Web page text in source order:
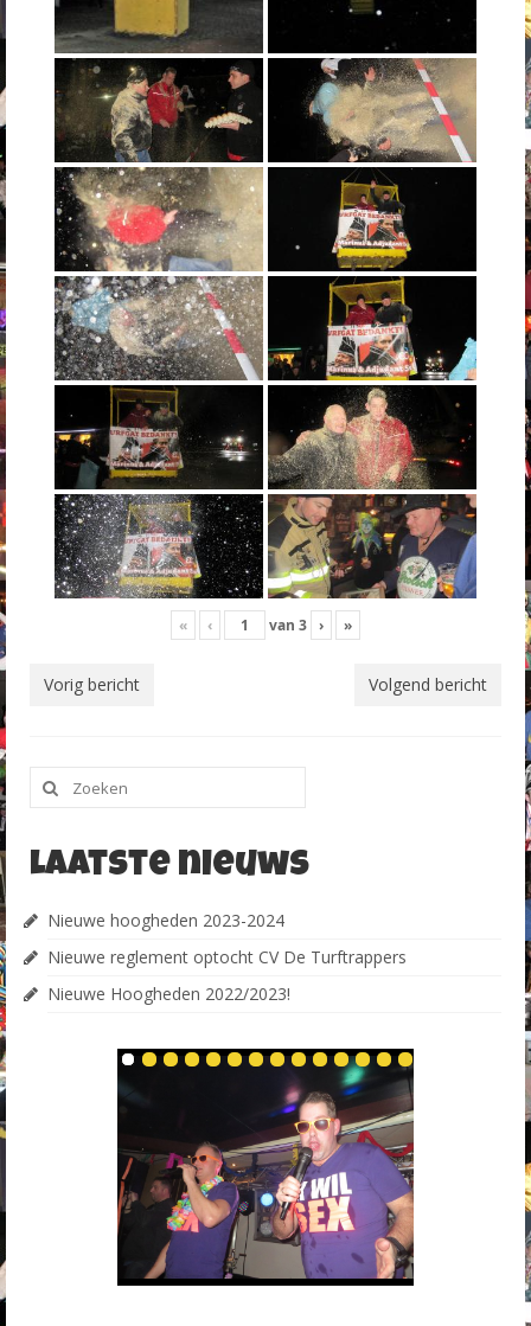
« ‹ van 3 › »
Vorig bericht Volgend bericht
Zoeken
naar:
Laatste nieuws
Nieuwe hoogheden 2023-2024
Nieuwe reglement optocht CV De Turftrappers
Nieuwe Hoogheden 2022/2023!